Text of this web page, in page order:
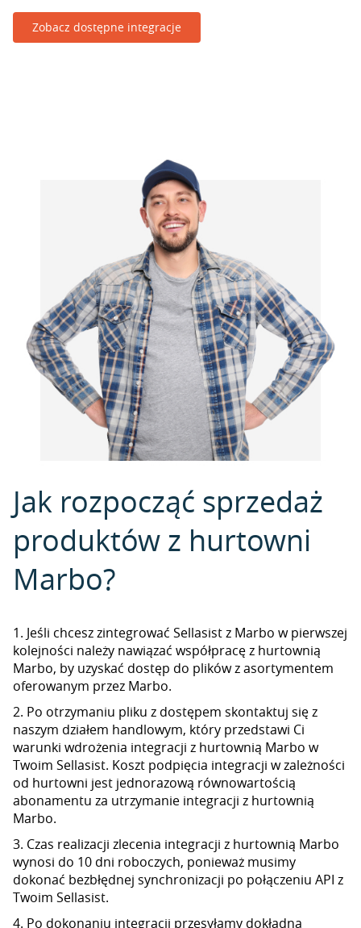
Zobacz dostępne integracje
Jak rozpocząć sprzedaż
produktów z hurtowni
Marbo?
1. Jeśli chcesz zintegrować Sellasist z Marbo w pierwszej
kolejności należy nawiązać współpracę z hurtownią
Marbo, by uzyskać dostęp do plików z asortymentem
oferowanym przez Marbo.
2. Po otrzymaniu pliku z dostępem skontaktuj się z
naszym działem handlowym, który przedstawi Ci
warunki wdrożenia integracji z hurtownią Marbo w
Twoim Sellasist. Koszt podpięcia integracji w zależności
od hurtowni jest jednorazową równowartością
abonamentu za utrzymanie integracji z hurtownią
Marbo.
3. Czas realizacji zlecenia integracji z hurtownią Marbo
wynosi do 10 dni roboczych, ponieważ musimy
dokonać bezbłędnej synchronizacji po połączeniu API z
Twoim Sellasist.
4. Po dokonaniu integracji przesyłamy dokładną